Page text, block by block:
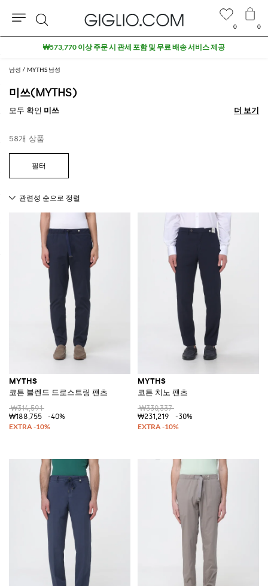
남성 MYTHS 남성
미쓰(MYTHS)
모두 확인 미쓰 더 보기
더 보기
58개 상품
MYTHS
코튼 블렌드 드로스트링 팬츠
₩314,591
₩188,755
-40%
MYTHS
코튼 치노 팬츠
₩330,337
₩231,219
-30%
0 0
검
색
세일 상품 추가 10% 할인